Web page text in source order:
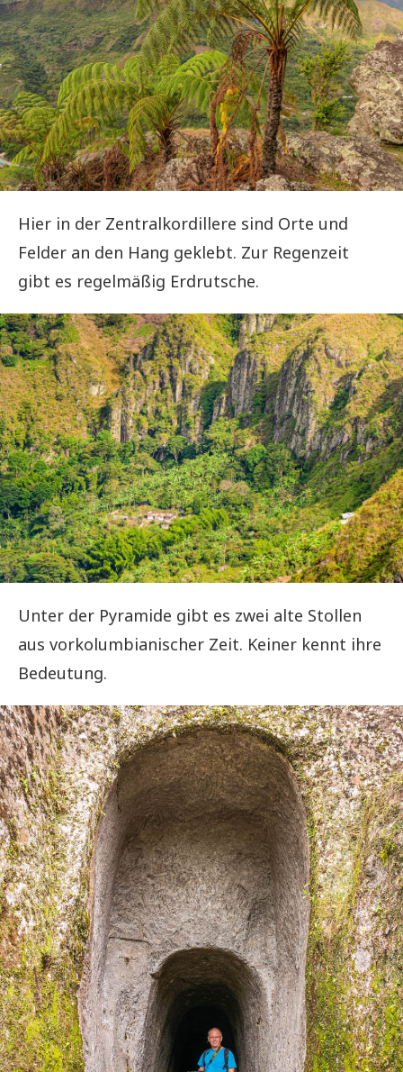
Hier in der Zentralkordillere sind Orte und
Felder an den Hang geklebt. Zur Regenzeit
gibt es regelmäßig Erdrutsche.
Unter der Pyramide gibt es zwei alte Stollen
aus vorkolumbianischer Zeit. Keiner kennt ihre
Bedeutung.